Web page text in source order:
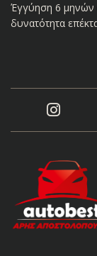
Έγγύηση 6 μηνών
δυνατότητα